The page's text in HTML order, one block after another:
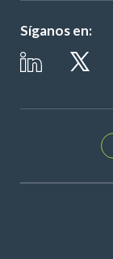
Síganos en: